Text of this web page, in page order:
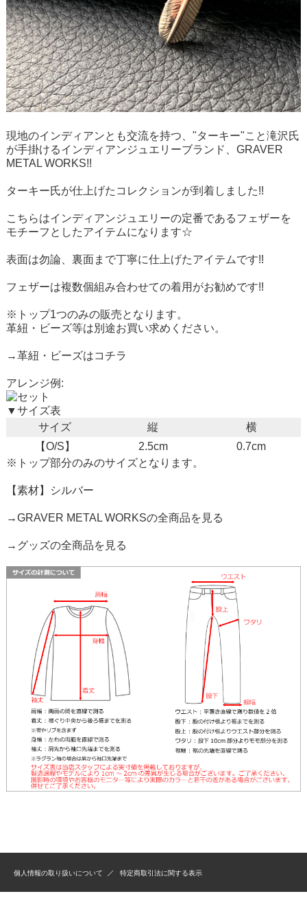
現地のインディアンとも交流を持つ、"ターキー"こと滝沢氏
が手掛けるインディアンジュエリーブランド、GRAVER
METAL WORKS!!
ターキー氏が仕上げたコレクションが到着しました!!
こちらはインディアンジュエリーの定番であるフェザーを
モチーフとしたアイテムになります☆
表面は勿論、裏面まで丁寧に仕上げたアイテムです!!
フェザーは複数個組み合わせての着用がお勧めです!!
※トップ1つのみの販売となります。
革紐・ビーズ等は別途お買い求めください。
→革紐・ビーズはコチラ
アレンジ例:
▼サイズ表
サイズ
縦
横
【O/S】
2.5cm
0.7cm
※トップ部分のみのサイズとなります。
【素材】シルバー
→GRAVER METAL WORKSの全商品を見る
→グッズの全商品を見る
個人情報の取り扱いについて 特定商取引法に関する表示